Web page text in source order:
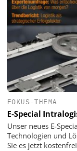
FOKUS-THEMA
E-Special
Unser neues E-
Technologien und
Sie es jetzt